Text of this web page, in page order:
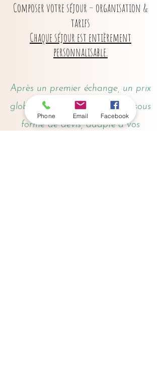
Composer votre séjour – organisation &
tarifs
Chaque séjour est entièrement
personnalisable.
Après un premier échange, un prix
global vous sera communiqué sous
forme de devis, adapté à vos
Phone Email Facebook